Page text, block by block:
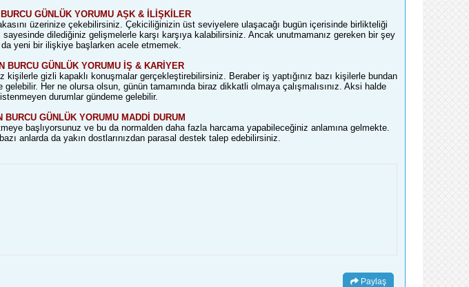
GÜNLÜK YORUMU AŞK & İLİŞKİLER
üzerinize çekebilirsiniz. Çekiciliğinizin üst seviyelere ulaşacağı bugün içerisinde birlikteliği
dilediğiniz gelişmelerle karşı karşıya kalabilirsiniz. Ancak unutmamanız gereken bir şey
yeni bir ilişkiye başlarken acele etmemek.
BURCU GÜNLÜK YORUMU İŞ & KARİYER
kişilerle gizli kapaklı konuşmalar gerçekleştirebilirsiniz. Beraber iş yaptığınız bazı kişilerle bundan
Her ne olursa olsun, günün tamamında biraz dikkatli olmaya çalışmalısınız. Aksi halde
istenmeyen durumlar gündeme gelebilir.
BURCU GÜNLÜK YORUMU MADDİ DURUM
başlıyorsunuz ve bu da normalden daha fazla harcama yapabileceğiniz anlamına gelmekte.
bazı anlarda da yakın dostlarınızdan parasal destek talep edebilirsiniz.
Paylaş